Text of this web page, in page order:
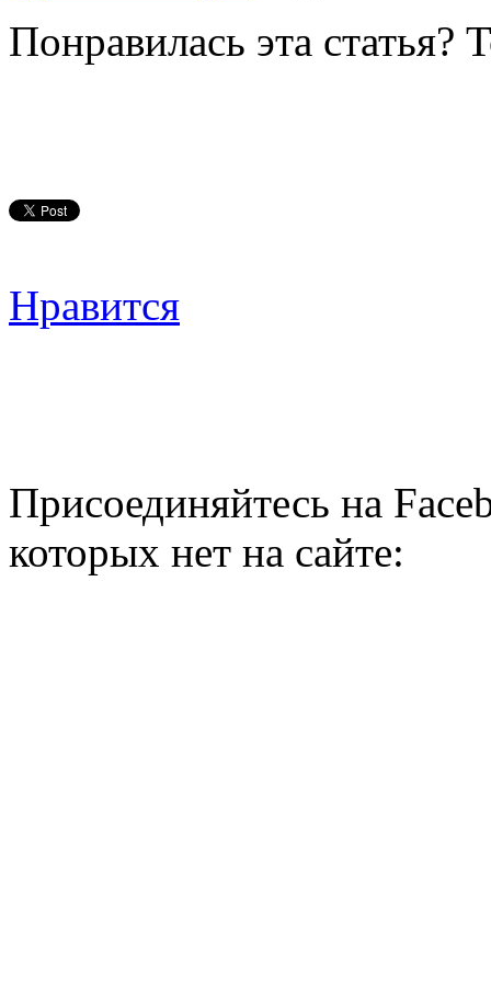
Понравилась эта статья?
Нравится
Присоединяйтесь на
которых нет на сайте: